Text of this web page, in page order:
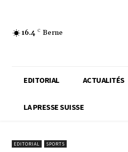
16.4 C Berne
EDITORIAL ACTUALITÉS
LA PRESSE SUISSE
EDITORIAL SPORTS